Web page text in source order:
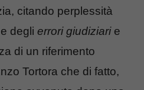
citando perplessità
degli errori giudiziarie
di un riferimento
Tortora che di fatto,